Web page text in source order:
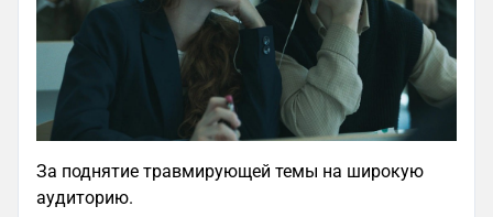
За поднятие травмирующей темы на широкую
аудиторию.